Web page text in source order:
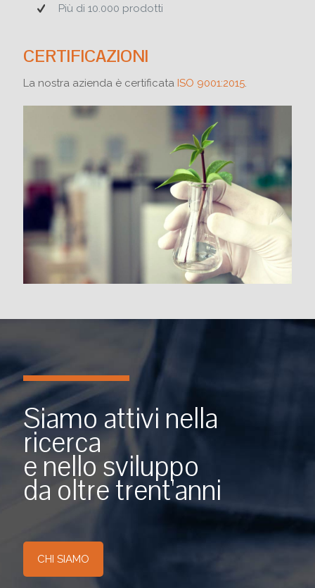
Più di 10.000 prodotti
CERTIFICAZIONI
La nostra azienda è certificata ISO 9001:2015
Siamo attivi nella
ricerca
e nello sviluppo
da oltre trent'anni
CHI SIAMO